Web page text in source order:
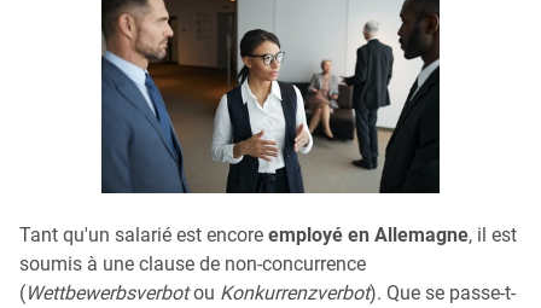
Tant qu'un salarié est encore employé en Allemagne, il est
soumis à une clause de non-concurrence
(Wettbewerbsverbotou Konkurrenzverbot). Que se passe-t-